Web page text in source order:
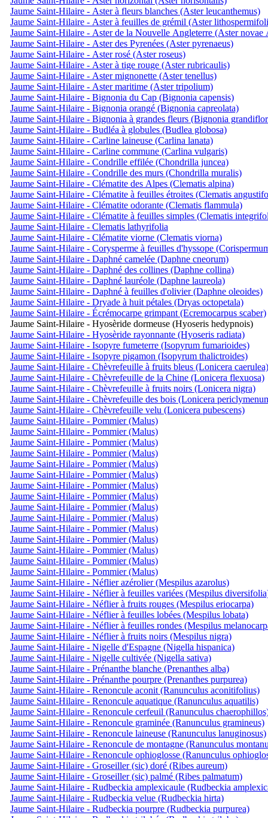
Jaume Saint-Hilaire - Aster à fleurs blanches (Aster leucanthemus)
Jaume Saint-Hilaire - Aster à feuilles de grémil (Aster
Jaume Saint-Hilaire - Aster de la Nouvelle Angleterre (Aster novae
Jaume Saint-Hilaire - Aster des Pyrenées (Aster pyrenaeus)
Jaume Saint-Hilaire - Aster rosé (Aster roseus)
Jaume Saint-Hilaire - Aster à tige rouge (Aster rubricaulis)
Jaume Saint-Hilaire - Aster mignonette (Aster tenellus)
Jaume Saint-Hilaire - Aster maritime (Aster tripolium)
Jaume Saint-Hilaire - Bignonia du Cap (Bignonia capensis)
Jaume Saint-Hilaire - Bignonia orangé (Bignonia capreolata)
Jaume Saint-Hilaire - Bignonia à grandes fleurs (Bignonia
Jaume Saint-Hilaire - Budléa à globules (Budlea globosa)
Jaume Saint-Hilaire - Carline laineuse (Carlina lanata)
Jaume Saint-Hilaire - Carline commune (Carlina vulgaris)
Jaume Saint-Hilaire - Condrille effilée (Chondrilla juncea)
Jaume Saint-Hilaire - Condrille des murs (Chondrilla muralis)
Jaume Saint-Hilaire - Clématite des Alpes (Clematis alpina)
Jaume Saint-Hilaire - Clématite à feuilles étroites (Clematis
Jaume Saint-Hilaire - Clématite odorante (Clematis flammula)
Jaume Saint-Hilaire - Clématite à feuilles simples (Clematis
Jaume Saint-Hilaire - Clematis lathyrifolia
Jaume Saint-Hilaire - Clématite viorne (Clematis viorna)
Jaume Saint-Hilaire - Corysperme à feuilles d'hyssope
Jaume Saint-Hilaire - Daphné camelée (Daphne cneorum)
Jaume Saint-Hilaire - Daphné des collines (Daphne collina)
Jaume Saint-Hilaire - Daphné lauréole (Daphne laureola)
Jaume Saint-Hilaire - Daphné à feuilles d'olivier (Daphne oleoides)
Jaume Saint-Hilaire - Dryade à huit pétales (Dryas octopetala)
Jaume Saint-Hilaire - Écrémocarpe grimpant (Ecremocarpus scaber)
Jaume Saint-Hilaire - Hyosèride dormeuse (Hyoseris hedypnois)
Jaume Saint-Hilaire - Hyosèride rayonnante (Hyoseris radiata)
Jaume Saint-Hilaire - Isopyre fumeterre (Isopyrum fumarioides)
Jaume Saint-Hilaire - Isopyre pigamon (Isopyrum thalictroides)
Jaume Saint-Hilaire - Chèvrefeuille à fruits bleus (Lonicera caerulea)
Jaume Saint-Hilaire - Chèvrefeuille de la Chine (Lonicera flexuosa)
Jaume Saint-Hilaire - Chèvrefeuille à fruits noirs (Lonicera nigra)
Jaume Saint-Hilaire - Chèvrefeuille des bois (Lonicera
Jaume Saint-Hilaire - Chèvrefeuille velu (Lonicera pubescens)
Jaume Saint-Hilaire - Pommier (Malus)
Jaume Saint-Hilaire - Pommier (Malus)
Jaume Saint-Hilaire - Pommier (Malus)
Jaume Saint-Hilaire - Pommier (Malus)
Jaume Saint-Hilaire - Pommier (Malus)
Jaume Saint-Hilaire - Pommier (Malus)
Jaume Saint-Hilaire - Pommier (Malus)
Jaume Saint-Hilaire - Pommier (Malus)
Jaume Saint-Hilaire - Pommier (Malus)
Jaume Saint-Hilaire - Pommier (Malus)
Jaume Saint-Hilaire - Pommier (Malus)
Jaume Saint-Hilaire - Pommier (Malus)
Jaume Saint-Hilaire - Pommier (Malus)
Jaume Saint-Hilaire - Pommier (Malus)
Jaume Saint-Hilaire - Pommier (Malus)
Jaume Saint-Hilaire - Néflier azérolier (Mespilus azarolus)
Jaume Saint-Hilaire - Néflier à feuilles variées (Mespilus
Jaume Saint-Hilaire - Néflier à fruits rouges (Mespilus eriocarpa)
Jaume Saint-Hilaire - Néflier à feuilles lobées (Mespilus lobata)
Jaume Saint-Hilaire - Néflier à feuilles rondes (Mespilus
Jaume Saint-Hilaire - Néflier à fruits noirs (Mespilus nigra)
Jaume Saint-Hilaire - Nigelle d'Espagne (Nigella hispanica)
Jaume Saint-Hilaire - Nigelle cultivée (Nigella sativa)
Jaume Saint-Hilaire - Prénanthe blanche (Prenanthes alba)
Jaume Saint-Hilaire - Prénanthe pourpre (Prenanthes purpurea)
Jaume Saint-Hilaire - Renoncule aconit (Ranunculus aconitifolius)
Jaume Saint-Hilaire - Renoncule aquatique (Ranunculus aquatilis)
Jaume Saint-Hilaire - Renoncule cerfeuil (Ranunculus
Jaume Saint-Hilaire - Renoncule graminée (Ranunculus gramineus)
Jaume Saint-Hilaire - Renoncule laineuse (Ranunculus lanuginosus)
Jaume Saint-Hilaire - Renoncule de montagne (Ranunculus
Jaume Saint-Hilaire - Renoncule ophioglosse (Ranunculus
Jaume Saint-Hilaire - Groseiller (sic) doré (Ribes aureum)
Jaume Saint-Hilaire - Groseiller (sic) palmé (Ribes palmatum)
Jaume Saint-Hilaire - Rudbeckia amplexicaule (Rudbeckia
Jaume Saint-Hilaire - Rudbeckia velue (Rudbeckia hirta)
Jaume Saint-Hilaire - Rudbeckia pourpre (Rudbeckia purpurea)